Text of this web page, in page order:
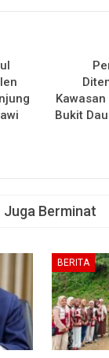
Bukit
Juga Berminat
BERITA